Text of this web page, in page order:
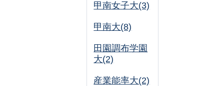
甲南女子大(3)
甲南大(8)
田園調布学園
大(2)
産業能率大(2)